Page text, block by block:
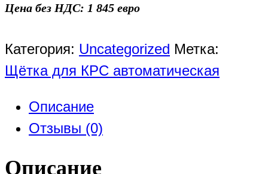
Цена без НДС: 1 845 евро
Категория: Uncategorized Метка:
Щётка для КРС автоматическая
Описание
Отзывы (0)
Описание